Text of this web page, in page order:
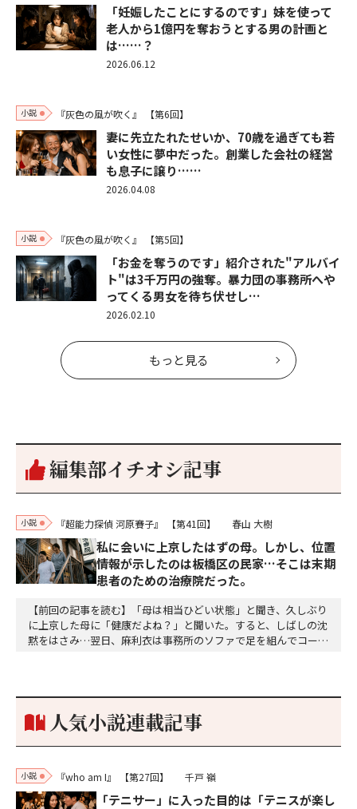
「妊娠したことにするのです」妹を使って
老人から1億円を奪おうとする男の計画と
は……？
2026.06.12
小説 『灰色の風が吹く』 【第6回】
妻に先立たれたせいか、70歳を過ぎても若
い女性に夢中だった。創業した会社の経営
も息子に譲り……
2026.04.08
小説 『灰色の風が吹く』 【第5回】
「お金を奪うのです」紹介された"アルバイ
ト"は3千万円の強奪。暴力団の事務所へや
ってくる男女を待ち伏せし…
2026.02.10
もっと見る
編集部イチオシ記事
小説 『超能力探偵 河原賽子』 【第41回】 春山 大樹
私に会いに上京したはずの母。しかし、位置
情報が示したのは板橋区の民家…そこは末期
患者のための治療院だった。
【前回の記事を読む】「母は相当ひどい状態」と聞き、久しぶり
に上京した母に「健康だよね？」と聞いた。すると、しばしの沈
黙をはさみ…翌日、麻利衣は事務所のソファで足を組んでコーヒ
個のサイコロが握られていた。「やはり私はあなたの超…
人気小説連載記事
小説 『who am I』 【第27回】 千戸 嶺
「テニサー」に入った目的は「テニスが楽し